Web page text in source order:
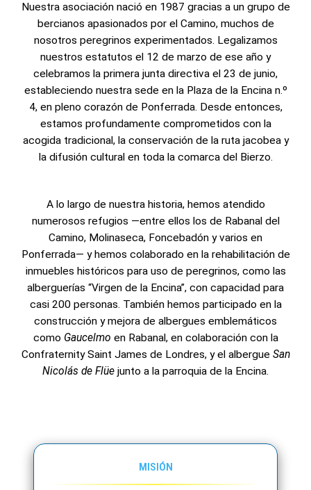
Nuestra asociación nació en 1987 gracias a un grupo de
bercianos apasionados por el Camino, muchos de
nosotros peregrinos experimentados. Legalizamos
nuestros estatutos el 12 de marzo de ese año y
celebramos la primera junta directiva el 23 de junio,
estableciendo nuestra sede en la Plaza de la Encina n.º
4, en pleno corazón de Ponferrada. Desde entonces,
estamos profundamente comprometidos con la
acogida tradicional, la conservación de la ruta jacobea y
la difusión cultural en toda la comarca del Bierzo.
A lo largo de nuestra historia, hemos atendido
numerosos refugios —entre ellos los de Rabanal del
Camino, Molinaseca, Foncebadón y varios en
Ponferrada— y hemos colaborado en la rehabilitación de
inmuebles históricos para uso de peregrinos, como las
alberguerías “Virgen de la Encina”, con capacidad para
casi 200 personas. También hemos participado en la
construcción y mejora de albergues emblemáticos
como Gaucelmo en Rabanal, en colaboración con la
Confraternity Saint James de Londres, y el albergue San
Nicolás de Flüe junto a la parroquia de la Encina.
MISIÓN